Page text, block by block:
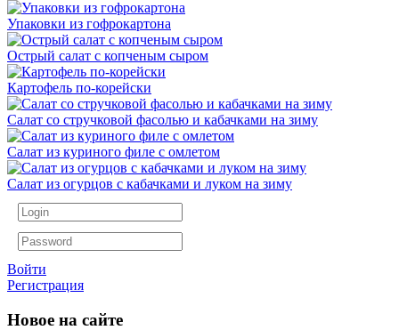
Упаковки из гофрокартона
Острый салат с копченым сыром
Картофель по-корейски
Салат со стручковой фасолью и кабачками на зиму
Салат из куриного филе с омлетом
Салат из огурцов с кабачками и луком на зиму
Войти
Регистрация
Новое на сайте